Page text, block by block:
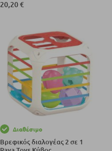
20,20 €
Διαθέσιμο
Βρεφικός διαλογέας 2 σε 1